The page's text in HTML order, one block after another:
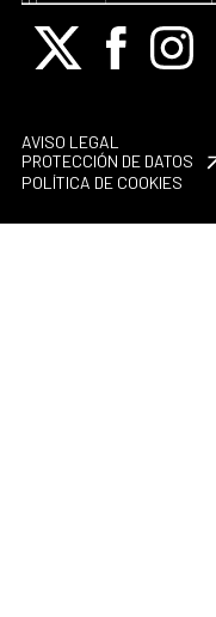
X Facebook
AVISO LEGAL
PROTECCIÓN DE DATOS
POLÍTICA DE COOKIES